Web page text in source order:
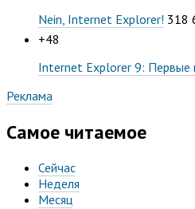
Nein, Internet Explorer! 318
+48
Internet Explorer 9: Первые
Реклама
Самое читаемое
Сейчас
Неделя
Месяц